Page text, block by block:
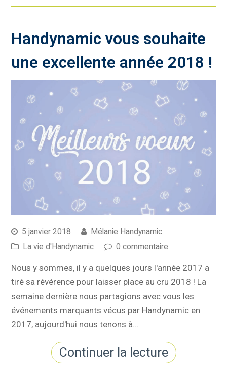
Handynamic vous souhaite
une excellente année 2018 !
5 janvier 2018
Mélanie Handynamic
La vie d'Handynamic
0 commentaire
Nous y sommes, il y a quelques jours l'année 2017 a
tiré sa révérence pour laisser place au cru 2018 ! La
semaine dernière nous partagions avec vous les
événements marquants vécus par Handynamic en
2017, aujourd'hui nous tenons à…
Continuer la lecture